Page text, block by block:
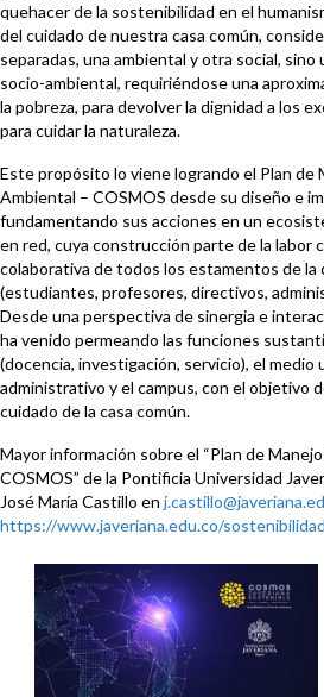
quehacer de la sostenibilidad en el
del cuidado de nuestra casa común,
separadas, una ambiental y otra social, sino
socio-ambiental, requiriéndose una
la pobreza, para devolver la dignidad a los
para cuidar la naturaleza.
Este propósito lo viene logrando el Plan de
Ambiental – COSMOS desde su diseño e
fundamentando sus acciones en un
en red, cuya construcción parte de la labor
colaborativa de todos los estamentos de la
(estudiantes, profesores, directivos,
Desde una perspectiva de sinergia e
ha venido permeando las funciones
(docencia, investigación, servicio), el
administrativo y el campus, con el objetivo
cuidado de la casa común.
Mayor información sobre el “Plan de
COSMOS” de la Pontificia Universidad
José María Castillo en
https://www.javeriana.edu.co/